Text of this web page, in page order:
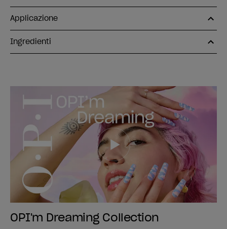
Applicazione
Ingredienti
OPI'm Dreaming Collection